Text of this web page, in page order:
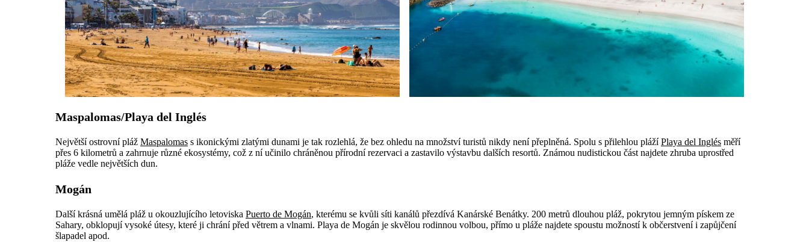
Maspalomas/Playa del Inglés
Největší ostrovní pláž Maspalomas s ikonickými zlatými dunami je tak rozlehlá, že bez ohledu na množství turistů nikdy není přeplněná. Spolu s přilehlou plážíPlaya del Inglés měří
přes 6 kilometrů a zahrnuje různé ekosystémy, což z ní učinilo chráněnou přírodní rezervaci a zastavilo výstavbu dalších resortů. Známou nudistickou část najdete zhruba uprostřed
pláže vedle největších dun.
Mogán
Další krásná umělá pláž u okouzlujícího letoviska Puerto de Mogán, kterému se kvůli síti kanálů přezdívá Kanárské Benátky. 200 metrů dlouhou pláž, pokrytou jemným pískem ze
Sahary, obklopují vysoké útesy, které ji chrání před větrem a vlnami. Playa de Mogán je skvělou rodinnou volbou, přímo u pláže najdete spoustu možností k občerstvení i zapůjčení
šlapadel apod.